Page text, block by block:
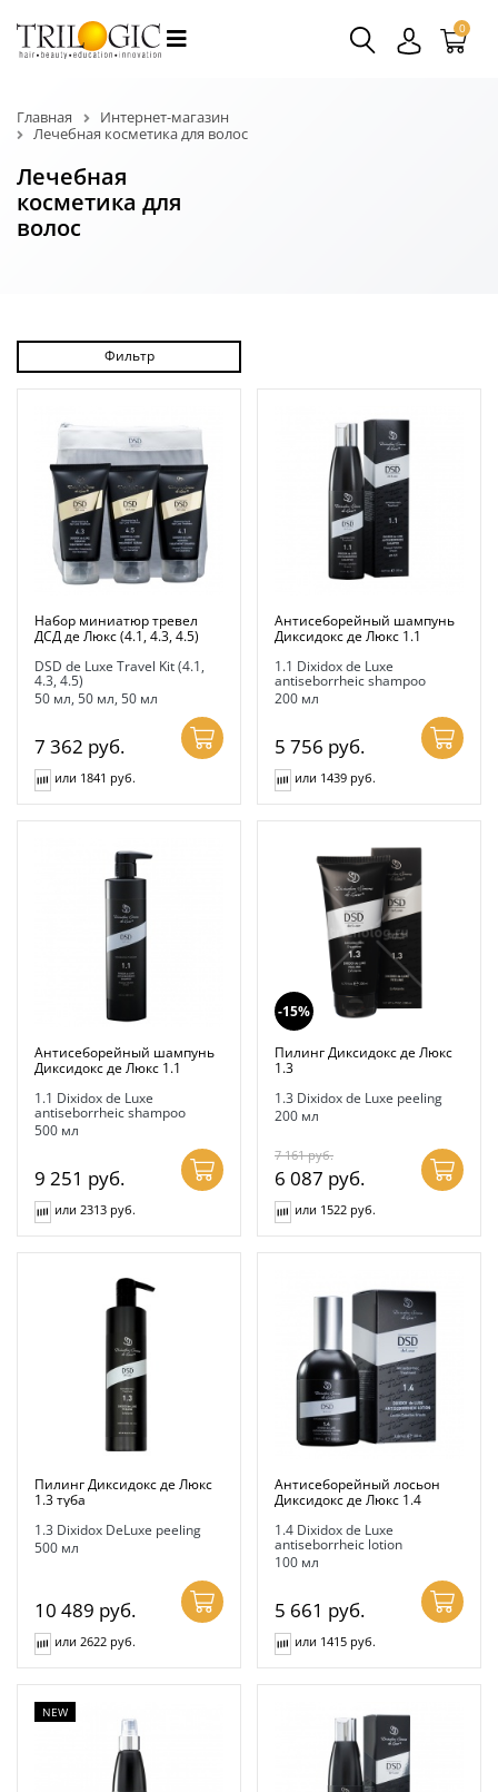
0
Главная
Интернет-магазин
Лечебная косметика для волос
Лечебная
косметика для
волос
Фильтр
Набор миниатюр тревел
ДСД де Люкс (4.1, 4.3, 4.5)
DSD de Luxe Travel Kit (4.1,
4.3, 4.5)
50 мл, 50 мл, 50 мл
7 362 руб.
или 1841 руб.
Антисеборейный шампунь
Диксидокс де Люкс 1.1
1.1 Dixidox de Luxe
antiseborrheic shampoo
200 мл
5 756 руб.
или 1439 руб.
Антисеборейный шампунь
Диксидокс де Люкс 1.1
1.1 Dixidox de Luxe
antiseborrheic shampoo
500 мл
9 251 руб.
или 2313 руб.
-15%
Пилинг Диксидокс де Люкс
1.3
1.3 Dixidox de Luxe peeling
200 мл
7 161руб.
6 087 руб.
или 1522 руб.
Пилинг Диксидокс де Люкс
1.3 туба
1.3 Dixidox DeLuxe peeling
500 мл
10 489 руб.
или 2622 руб.
Антисеборейный лосьон
Диксидокс де Люкс 1.4
1.4 Dixidox de Luxe
antiseborrheic lotion
100 мл
5 661 руб.
или 1415 руб.
NEW